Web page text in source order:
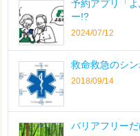
予約アプリ「
ー!?
2024/07/12
救命救急のシ
2018/09/14
バリアフリー